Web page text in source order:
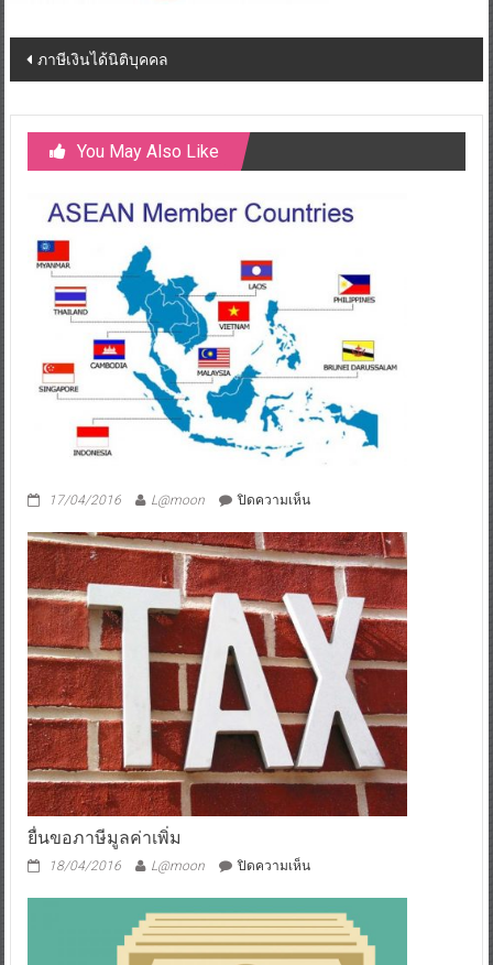
Post
navigation
ภาษีเงินได้นิติบุคคล
You May Also Like
17/04/2016 L@moon ปิดความเห็นบน
ยื่นขอภาษีมูลค่าเพิ่ม
18/04/2016 L@moon ปิดความเห็นบน
ภาษี
มูลค่า